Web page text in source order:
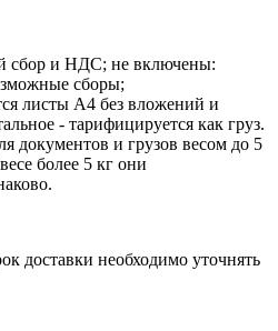
сбор и НДС; не включены:
сборы;
листы А4 без вложений и
- тарифицируется как груз.
документов и грузов весом до 5
более 5 кг они
доставки необходимо уточнять